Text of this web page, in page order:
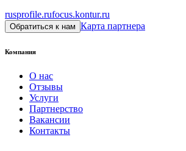
rusprofile.rufocus.kontur.ru
Обратиться к нам Карта партнера
Компания
О нас
Отзывы
Услуги
Партнерство
Вакансии
Контакты